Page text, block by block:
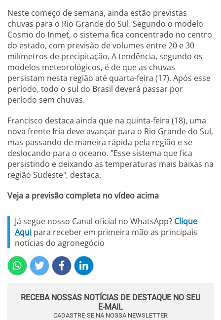
Neste começo de semana, ainda estão previstas
chuvas para o Rio Grande do Sul. Segundo o modelo
Cosmo do Inmet, o sistema fica concentrado no centro
do estado, com previsão de volumes entre 20 e 30
milímetros de precipitação. A tendência, segundo os
modelos meteorológicos, é de que as chuvas
persistam nesta região até quarta-feira (17). Após esse
período, todo o sul do Brasil deverá passar por
período sem chuvas.
Francisco destaca ainda que na quinta-feira (18), uma
nova frente fria deve avançar para o Rio Grande do Sul,
mas passando de maneira rápida pela região e se
deslocando para o oceano. "Esse sistema que fica
persistindo e deixando as temperaturas mais baixas na
região Sudeste", destaca.
Veja a previsão completa no vídeo acima
Já segue nosso Canal oficial no WhatsApp? Clique
Aqui para receber em primeira mão as principais
notícias do agronegócio
RECEBA NOSSAS NOTÍCIAS DE DESTAQUE NO SEU
E-MAIL
CADASTRE-SE NA NOSSA NEWSLETTER